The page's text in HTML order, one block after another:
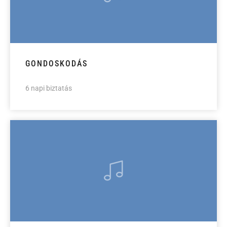
GONDOSKODÁS
6 napi biztatás